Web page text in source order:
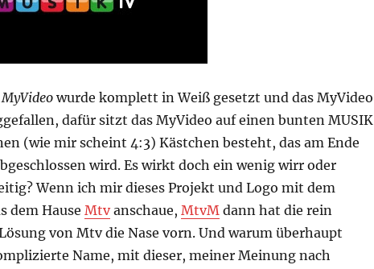
wurde komplett in Weiß gesetzt und das MyVideo
dafür sitzt das MyVideo auf einen bunten MUSIK
(wie mir scheint 4:3) Kästchen besteht, das am Ende
wird. Es wirkt doch ein wenig wirr oder
Wenn ich mir dieses Projekt und Logo mit dem
dem Hause Mtvanschaue, MtvMdann hat die rein
von Mtv die Nase vorn. Und warum überhaupt
Name, mit dieser, meiner Meinung nach